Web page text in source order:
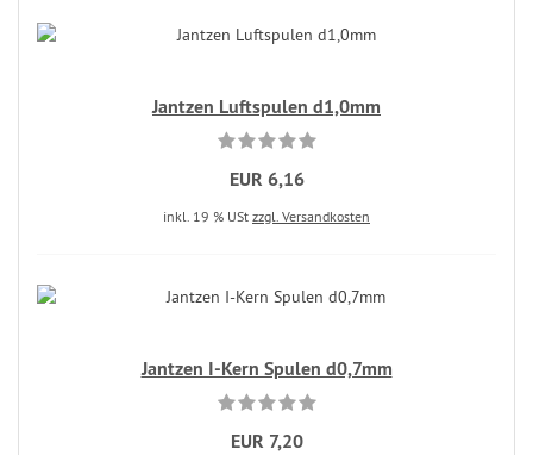
Jantzen Luftspulen d1,0mm
EUR 6,16
inkl. 19 % USt zzgl. Versandkosten
Jantzen I-Kern Spulen d0,7mm
EUR 7,20